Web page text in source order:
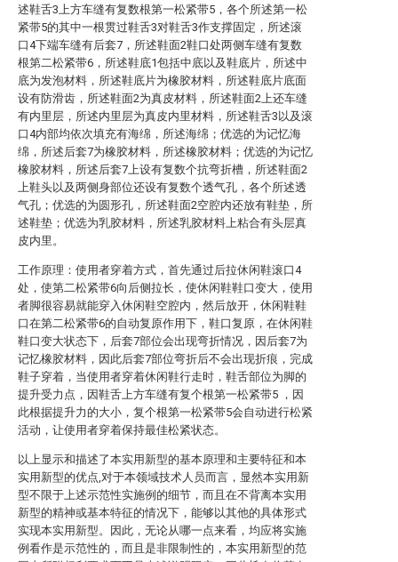
述鞋舌3上方车缝有复数根第一松紧带5，各个所述第一松
紧带5的其中一根贯过鞋舌3对鞋舌3作支撑固定，所述滚
口4下端车缝有后套7，所述鞋面2鞋口处两侧车缝有复数
根第二松紧带6，所述鞋底1包括中底以及鞋底片，所述中
底为发泡材料，所述鞋底片为橡胶材料，所述鞋底片底面
设有防滑齿，所述鞋面2为真皮材料，所述鞋面2上还车缝
有内里层，所述内里层为真皮内里材料，所述鞋舌3以及滚
口4内部均依次填充有海绵，所述海绵；优选的为记忆海
绵，所述后套7为橡胶材料，所述橡胶材料；优选的为记忆
橡胶材料，所述后套7上设有复数个抗弯折槽，所述鞋面2
上鞋头以及两侧身部位还设有复数个透气孔，各个所述透
气孔；优选的为圆形孔，所述鞋面2空腔内还放有鞋垫，所
述鞋垫；优选为乳胶材料，所述乳胶材料上粘合有头层真
皮内里。
工作原理：使用者穿着方式，首先通过后拉休闲鞋滚口4
处，使第二松紧带6向后侧拉长，使休闲鞋鞋口变大，使用
者脚很容易就能穿入休闲鞋空腔内，然后放开，休闲鞋鞋
口在第二松紧带6的自动复原作用下，鞋口复原，在休闲鞋
鞋口变大状态下，后套7部位会出现弯折情况，因后套7为
记忆橡胶材料，因此后套7部位弯折后不会出现折痕，完成
鞋子穿着，当使用者穿着休闲鞋行走时，鞋舌部位为脚的
提升受力点，因鞋舌上方车缝有复个根第一松紧带5 ，因
此根据提升力的大小，复个根第一松紧带5会自动进行松紧
活动，让使用者穿着保持最佳松紧状态。
以上显示和描述了本实用新型的基本原理和主要特征和本
实用新型的优点,对于本领域技术人员而言，显然本实用新
型不限于上述示范性实施例的细节，而且在不背离本实用
新型的精神或基本特征的情况下，能够以其他的具体形式
实现本实用新型。因此，无论从哪一点来看，均应将实施
例看作是示范性的，而且是非限制性的，本实用新型的范